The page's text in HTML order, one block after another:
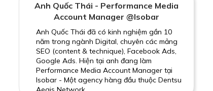
Anh Quốc Thái đã có kinh nghiệm gần 10
năm trong ngành Digital, chuyên các mảng
SEO (content & technique), Facebook Ads,
Google Ads. Hiện tại anh đang làm
Performance Media Account Manager tại
Isobar - Một agency hàng đầu thuộc Dentsu
Anh Quốc Thái - Performance Media
Account Manager @Isobar